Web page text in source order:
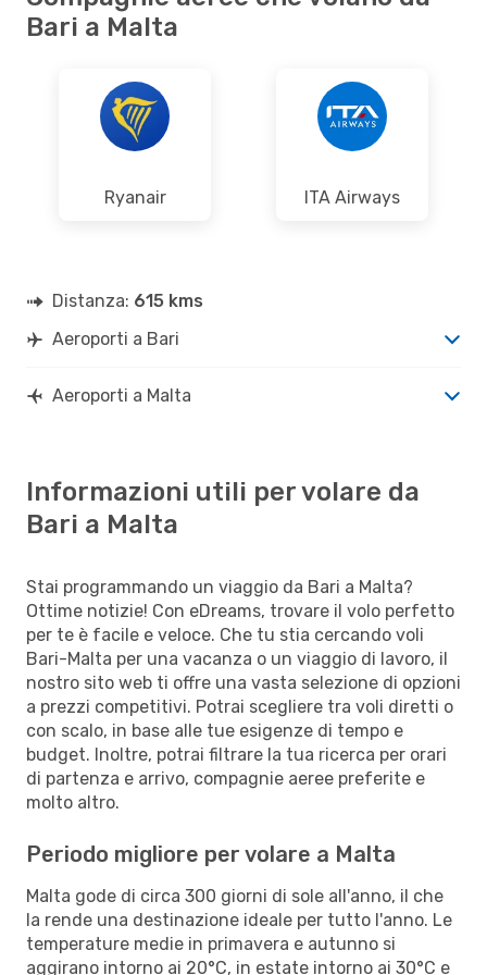
Bari a Malta
Ryanair ITA Airways
Distanza: 615 kms
Aeroporti a Bari
Aeroporti a Malta
Informazioni utili per volare da
Bari a Malta
Stai programmando un viaggio da Bari a Malta?
Ottime notizie! Con eDreams, trovare il volo perfetto
per te è facile e veloce. Che tu stia cercando voli
Bari-Malta per una vacanza o un viaggio di lavoro, il
nostro sito web ti offre una vasta selezione di opzioni
a prezzi competitivi. Potrai scegliere tra voli diretti o
con scalo, in base alle tue esigenze di tempo e
budget. Inoltre, potrai filtrare la tua ricerca per orari
di partenza e arrivo, compagnie aeree preferite e
molto altro.
Periodo migliore per volare a Malta
Malta gode di circa 300 giorni di sole all'anno, il che
la rende una destinazione ideale per tutto l'anno. Le
temperature medie in primavera e autunno si
aggirano intorno ai 20°C, in estate intorno ai 30°C e